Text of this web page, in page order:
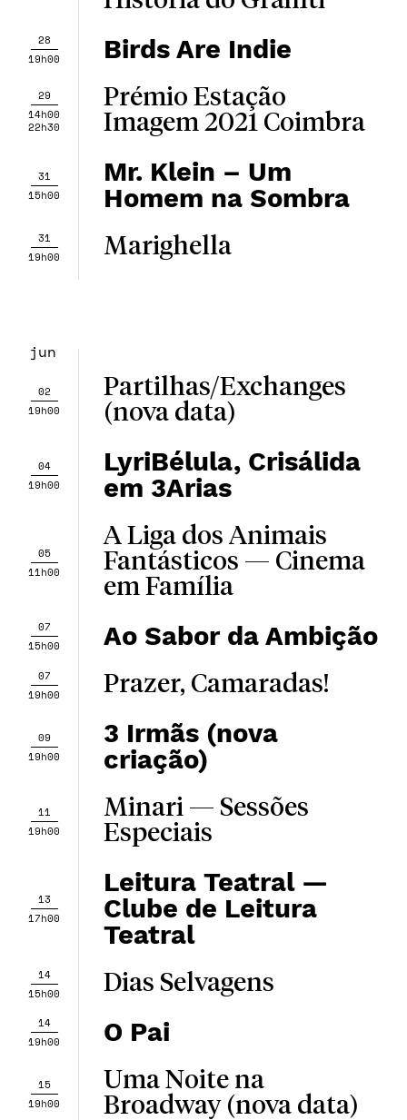
28
19h00
Birds Are Indie
29
14h00
22h30
Prémio Estação
Imagem 2021 Coimbra
31
15h00
Mr. Klein – Um
Homem na Sombra
31
19h00
Marighella
jun
02
19h00
Partilhas/Exchanges
(nova data)
04
19h00
LyriBélula, Crisálida
em 3Arias
05
11h00
A Liga dos Animais
Fantásticos — Cinema
em Família
07
15h00
Ao Sabor da Ambição
07
19h00
Prazer, Camaradas!
09
19h00
3 Irmãs (nova
criação)
11
19h00
Minari — Sessões
Especiais
13
17h00
Leitura Teatral —
Clube de Leitura
Teatral
14
15h00
Dias Selvagens
14
19h00
O Pai
15
19h00
Uma Noite na
Broadway (nova data)